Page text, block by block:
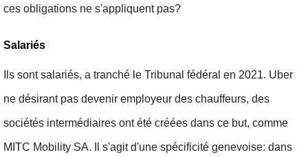
ces obligations ne s'appliquent pas?
Salariés
Ils sont salariés, a tranché le Tribunal fédéral en 2021. Uber
ne désirant pas devenir employeur des chauffeurs, des
sociétés intermédiaires ont été créées dans ce but, comme
MITC Mobility SA. Il s'agit d'une spécificité genevoise: dans